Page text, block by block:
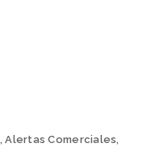
,Alertas Comerciales,